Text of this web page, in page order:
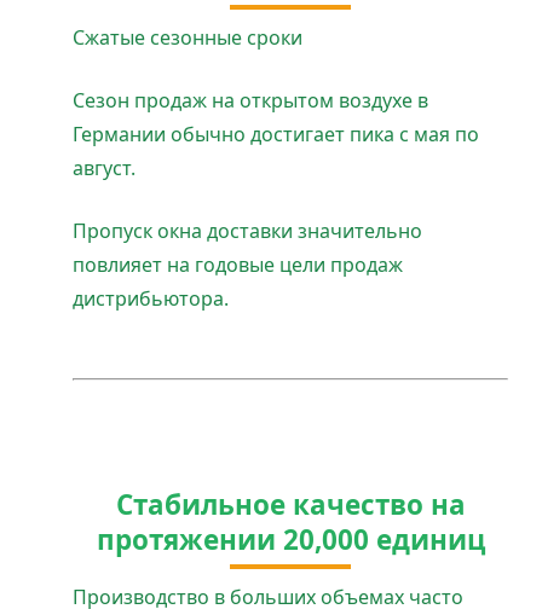
Сжатые сезонные сроки
Сезон продаж на открытом воздухе в
Германии обычно достигает пика с мая по
август.
Пропуск окна доставки значительно
повлияет на годовые цели продаж
дистрибьютора.
Стабильное качество на
протяжении 20,000 единиц
Производство в больших объемах часто